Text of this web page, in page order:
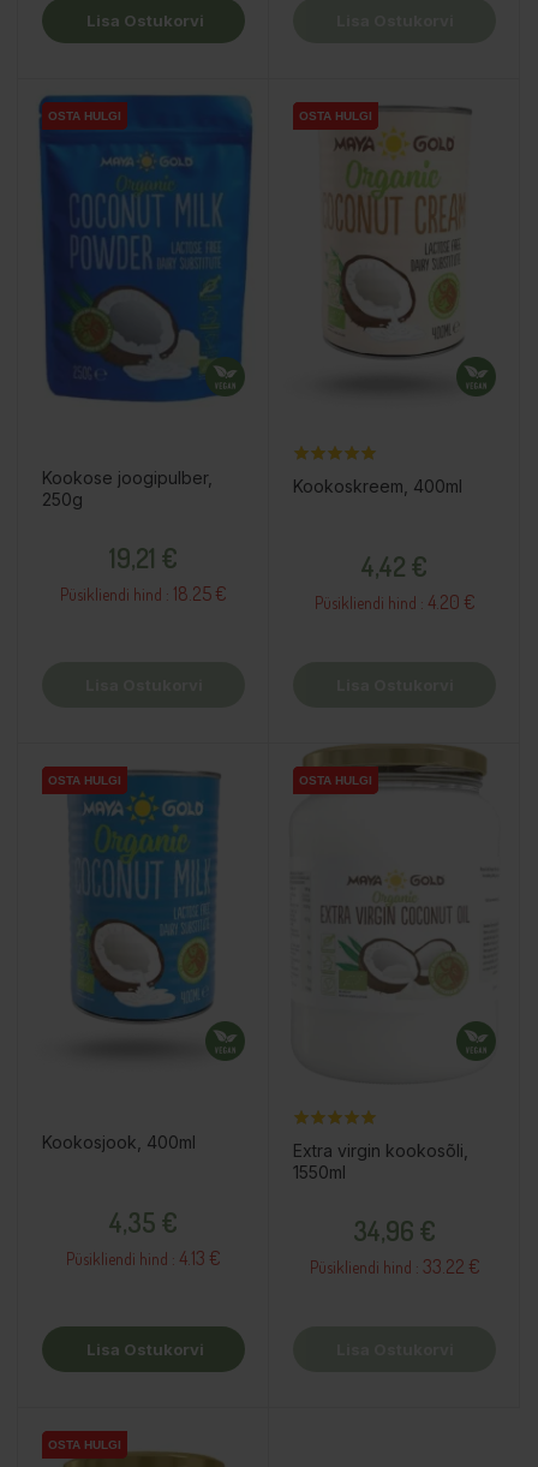
Lisa Ostukorvi
OSTA HULGI
OSTA HULGI
OSTA HULGI
OSTA HULGI
Kookose joogipulber,
250g
19,21 €
Püsikliendi hind : 18.25 €
OSTA HULGI
OSTA HULGI
OSTA HULGI
OSTA HULGI
Kookoskreem, 400ml
4,42 €
Püsikliendi hind : 4.20 €
OSTA HULGI
OSTA HULGI
OSTA HULGI
OSTA HULGI
OSTA HULGI
Kookosjook, 400ml
4,35 €
Püsikliendi hind : 4.13 €
Lisa Ostukorvi
OSTA HULGI
OSTA HULGI
OSTA HULGI
Extra virgin kookosõli,
1550ml
34,96 €
Püsikliendi hind : 33.22 €
OSTA HULGI
OSTA HULGI
OSTA HULGI